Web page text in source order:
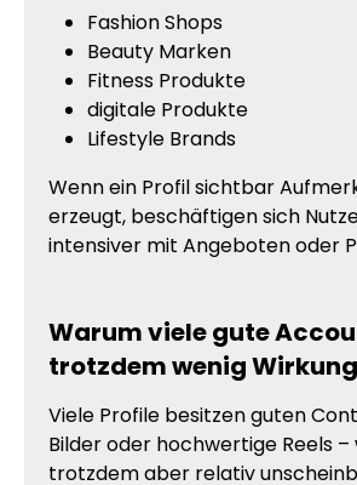
Fashion Shops
Beauty Marken
Fitness Produkte
digitale Produkte
Lifestyle Brands
Wenn ein Profil sichtbar
erzeugt, beschäftigen sich
intensiver mit Angeboten oder
Warum viele gute
trotzdem wenig
Viele Profile besitzen guten
Bilder oder hochwertige Reels –
trotzdem aber relativ